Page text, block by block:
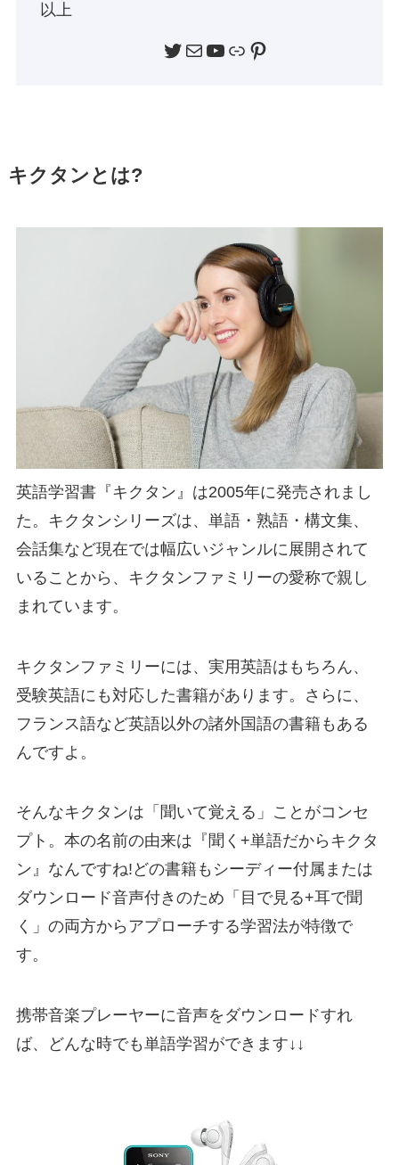
以上
Twitter メールYouTube リンク Pinterest
キクタンとは?
英語学習書『キクタン』は2005年に発売されまし
た。キクタンシリーズは、単語・熟語・構文集、
会話集など現在では幅広いジャンルに展開されて
いることから、 キクタンファミリーの愛称で親し
まれています。
キクタンファミリーには、実用英語はもちろん、
受験英語にも対応した書籍があります。さらに、
フランス語など英語以外の諸外国語の書籍もある
んですよ。
そんなキクタンは 「聞いて覚える」ことがコンセ
プト 。本の名前の由来は『 聞く+単語だからキクタ
ン』 なんですね!どの書籍もシーディー付属または
ダウンロード音声付きのため「目で見る+耳で聞
く」の両方からアプローチする学習法が特徴で
す。
携帯音楽プレーヤーに音声をダウンロードすれ
ば、どんな時でも単語学習ができます↓↓